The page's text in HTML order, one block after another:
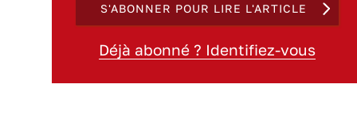
S'ABONNER POUR LIRE L'ARTICLE
Déjà abonné ? Identifiez-vous